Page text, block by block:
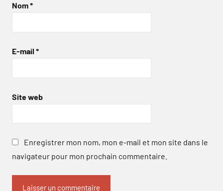
Nom*
E-mail *
Site web
Enregistrer mon nom, mon e-mail et mon site dans le
navigateur pour mon prochain commentaire.